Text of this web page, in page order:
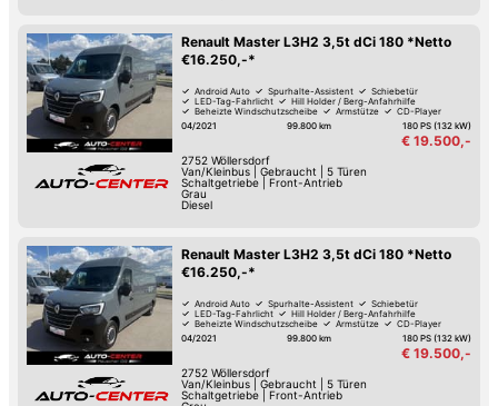
Renault Master L3H2 3,5t dCi 180 *Netto
€16.250,-*
Android Auto Spurhalte-Assistent
Schiebetür
LED-Tag-Fahrlicht
Hill Holder / Berg-Anfahrhilfe
Beheizte Windschutzscheibe
Armstütze
CD-Player
04/2021
99.800 km 180 PS (132 kW)
€ 19.500,-
2752 Wöllersdorf
Van/Kleinbus| Gebraucht
5 Türen
Schaltgetriebe| Front-Antrieb
Grau
Diesel
Renault Master L3H2 3,5t dCi 180 *Netto
€16.250,-*
Android Auto Spurhalte-Assistent
Schiebetür
LED-Tag-Fahrlicht
Hill Holder / Berg-Anfahrhilfe
Beheizte Windschutzscheibe
Armstütze
CD-Player
04/2021
99.800 km 180 PS (132 kW)
€ 19.500,-
2752 Wöllersdorf
Van/Kleinbus| Gebraucht
5 Türen
Schaltgetriebe| Front-Antrieb